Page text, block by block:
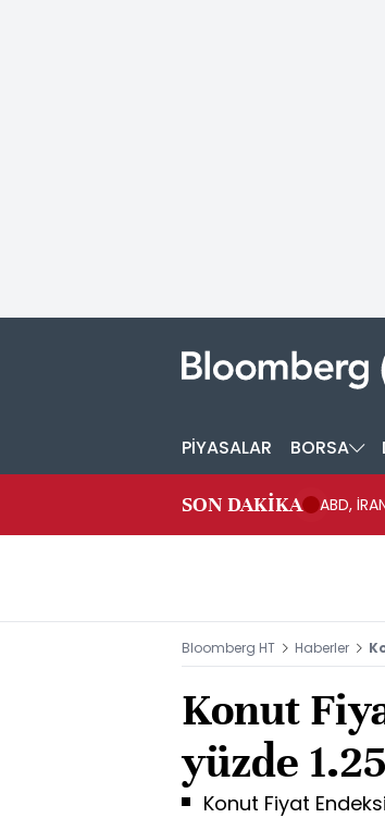
PİYASALAR BORSA
SON DAKİKA ABD,
Bloomberg HT Haberler
Konut
yüzde
Konut Fiyat